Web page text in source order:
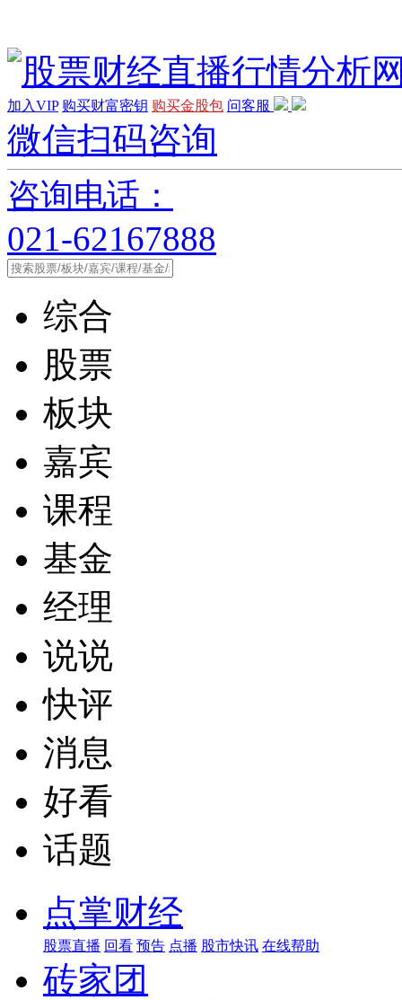
加入VIP 购买财富密钥 购买金股包 问客服
微信扫码咨询
咨询电话：
021-62167888
综合
股票
板块
嘉宾
课程
基金
经理
说说
快评
消息
好看
话题
点掌财经
股票直播 回看 预告 点播 股市快讯 在线帮助
砖家团